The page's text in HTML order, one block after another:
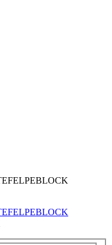
FELPEBLOCK
FELPEBLOCK